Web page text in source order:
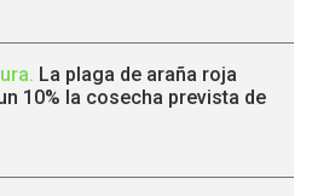
. La plaga de araña roja
10% la cosecha prevista de